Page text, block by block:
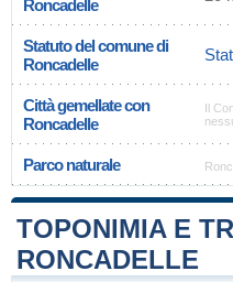
Roncadelle
Statuto del comune di
Roncadelle
Città gemellate con
Roncadelle
Il
Parco naturale
TOPONIMIA E
RONCADELLE